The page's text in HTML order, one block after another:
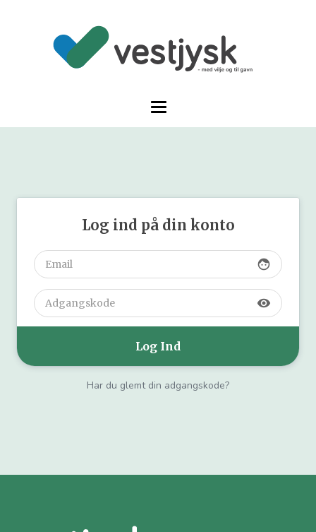
Log ind på din konto
face
visibility
Har du glemt din adgangskode?